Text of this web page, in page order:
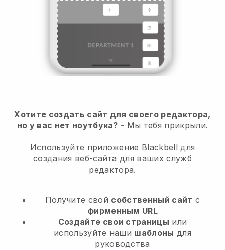
Хотите создать сайт для своего редактора,
но у вас нет ноутбука? - Мы тебя прикрыли.
Используйте приложение Blackbell для
создания веб-сайта для ваших служб
редактора.
Получите свой собственный сайт с
фирменным URL
Создайте свои страницы или
используйте наши шаблоны для
руководства